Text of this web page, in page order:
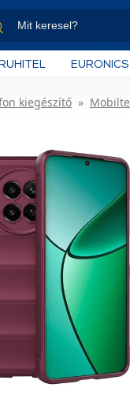
kiegészítő